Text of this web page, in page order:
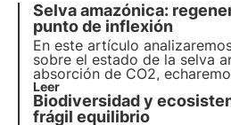
Selva amazónica:
punto de inflexión
En este artículo
sobre el estado de la selva
absorción de CO2,
comportamiento de las
ofreceremos ejemplos 3Bee
regenerar la biodiversidad
Leer
Biodiversidad y
frágil equilibrio